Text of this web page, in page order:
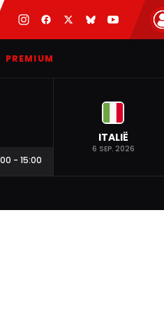
PREMIUM
- 15:00
ITALIË
6 SEP. 2026